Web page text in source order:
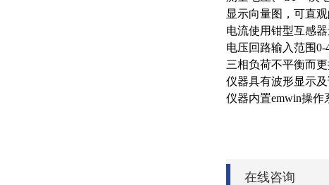
显示向量图，可直
电流使用钳型互感
电压回路输入范围
三相负荷不平衡而
仪器具有波形显示
仪器内置emwin操作
在线咨询